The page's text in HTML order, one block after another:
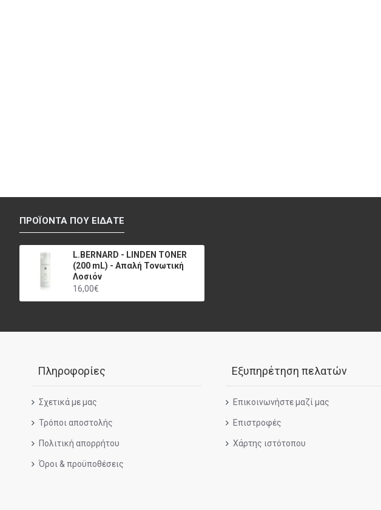
ΠΡΟΪΌΝΤΑ ΠΟΥ ΕΊΔΑΤΕ
L.BERNARD - LINDEN TONER
(200 mL) - Απαλή Τονωτική
Λοσιόν
16,00€
Πληροφορίες
Σχετικά με μας
Τρόποι αποστολής
Πολιτική απορρήτου
Όροι & προϋποθέσεις
Εξυπηρέτηση πελατών
Επικοινωνήστε μαζί μας
Επιστροφές
Χάρτης ιστότοπου